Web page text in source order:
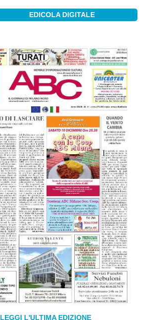
EDICOLA DIGITALE
LEGGI L'ULTIMA EDIZIONE